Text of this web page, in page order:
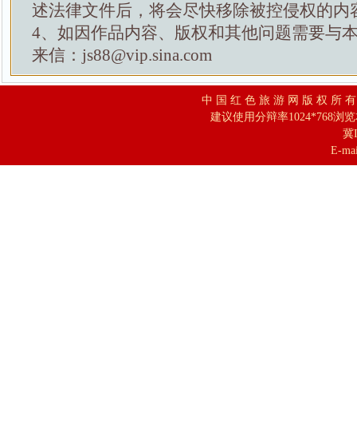
述法律文件后，将会尽快移除被控侵权的内
4、如因作品内容、版权和其他问题需要与
来信：js88@vip.sina.com
中 国 红 色 旅 游 网 版 权 所
建议使用分辩率1024*768浏
冀
E-